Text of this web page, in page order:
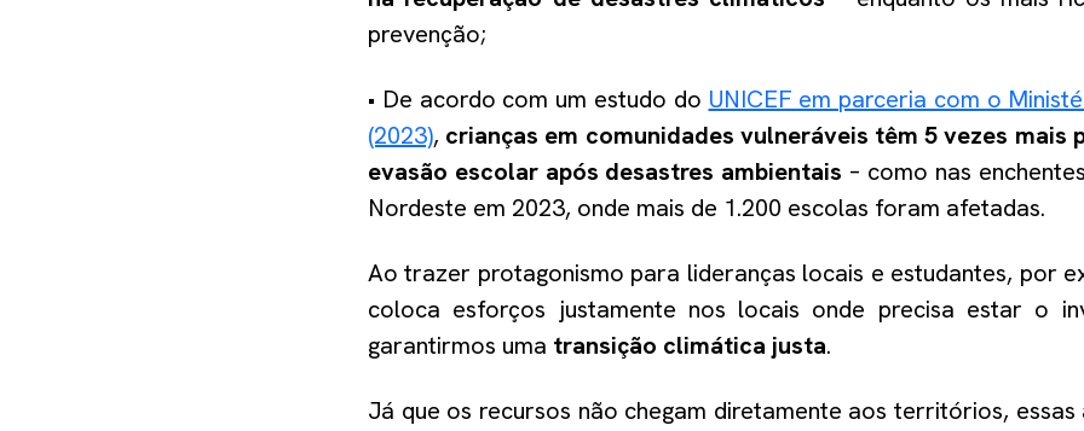
prevenção;
• De acordo com um estudo do UNICEF em parceria com o
(2023), crianças em comunidades vulneráveis têm 5 vezes mais
evasão escolar após desastres ambientais – como nas
Nordeste em 2023, onde mais de 1.200 escolas foram afetadas.
Ao trazer protagonismo para lideranças locais e estudantes, por
coloca esforços justamente nos locais onde precisa estar o
garantirmos uma transição climática justa.
Já que os recursos não chegam diretamente aos territórios,